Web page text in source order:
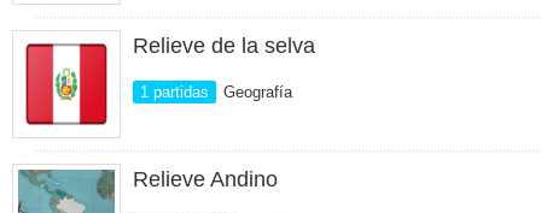
Relieve de la selva
1 partidas Geografía
Relieve Andino